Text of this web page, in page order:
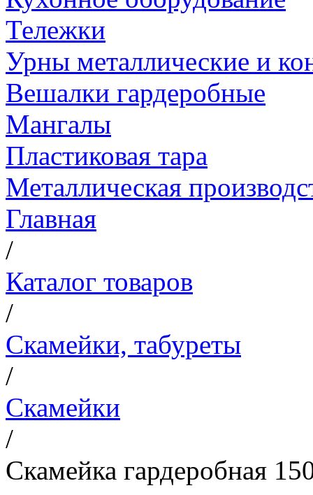
Тележки
Урны металлические и
Вешалки гардеробные
Мангалы
Пластиковая тара
Металлическая
Главная
/
Каталог товаров
/
Скамейки, табуреты
/
Скамейки
/
Скамейка гардеробная